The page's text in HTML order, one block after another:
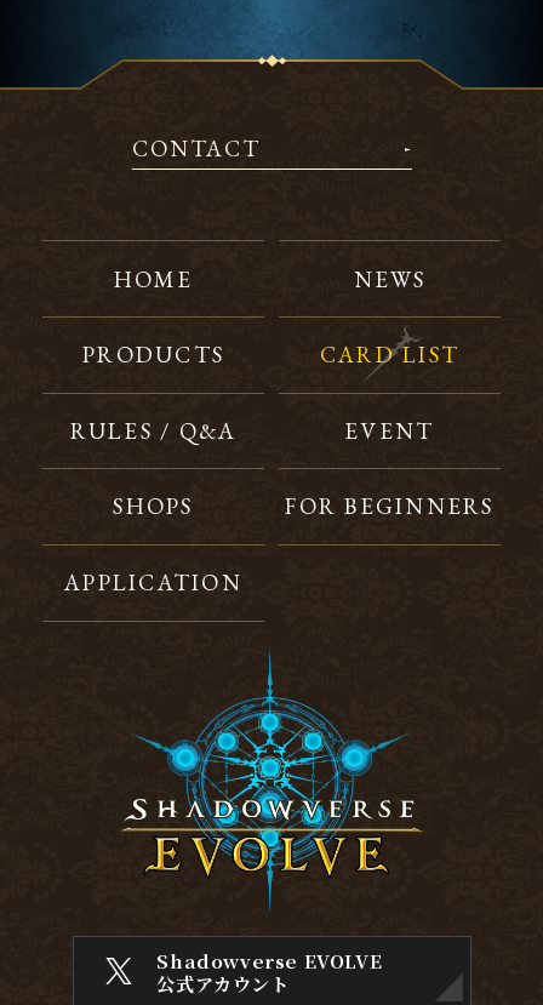
CONTACT
HOME NEWS
PRODUCTS CARD LIST
RULES / Q&A EVENT
SHOPS FOR BEGINNERS
APPLICATION
Shadowverse EVOLVE
公式アカウント